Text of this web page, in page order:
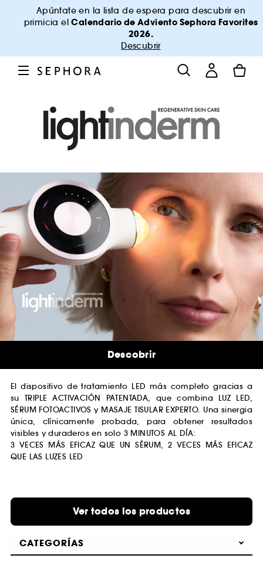
Apúntate en la lista de espera para descubrir en
primicia elCalendario de Adviento Sephora Favorites
2026.
Descubrir
El dispositivo de tratamiento LED más completo gracias a
su TRIPLE ACTIVACIÓN PATENTADA, que combina LUZ LED,
SÉRUM FOTOACTIVOS y MASAJE TISULAR EXPERTO. Una sinergia
única, clínicamente probada, para obtener resultados
visibles y duraderos en solo 3 MINUTOS AL DÍA:
3 VECES MÁS EFICAZ QUE UN SÉRUM, 2 VECES MÁS EFICAZ
QUE LAS LUZES LED
Ver todos los productos
CATEGORÍAS
Descobrir​